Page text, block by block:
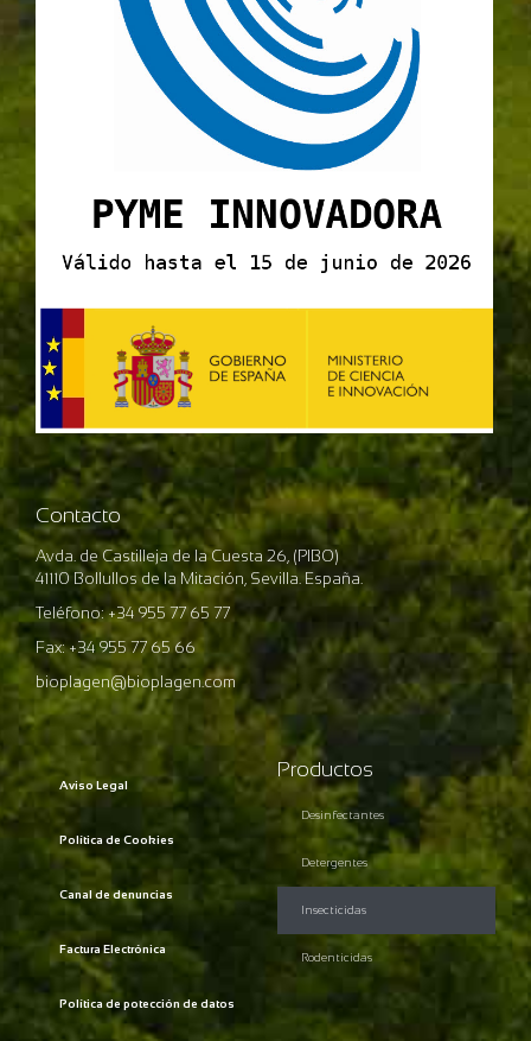
Contacto
Avda. de Castilleja de la Cuesta 26, (PIBO)
41110 Bollullos de la Mitación, Sevilla. España.
Teléfono: +34 955 77 65 77
Fax: +34 955 77 65 66
bioplagen@bioplagen.com
Aviso Legal
Política de Cookies
Canal de denuncias
Factura Electrónica
Política de potección de datos
Productos
Desinfectantes
Detergentes
Insecticidas
Rodenticidas